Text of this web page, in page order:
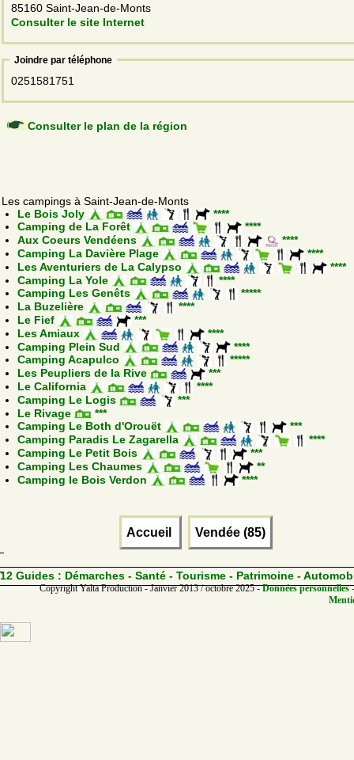
85160 Saint-Jean-de-Monts
Consulter le site Internet
Joindre par téléphone
0251581751
Consulter le plan de la région
Les campings à Saint-Jean-de-Monts
Le Bois Joly
****
Camping de La Forêt
****
Aux Coeurs Vendéens
****
Camping La Davière Plage
****
Les Aventuriers de La Calypso
****
Camping La Yole
****
Camping Les Genêts
*****
La Buzelière
****
Le Fief
***
Les Amiaux
****
Camping Plein Sud
****
Camping Acapulco
*****
Les Peupliers de la Rive
***
Le California
****
Camping Le Logis
***
Le Rivage
***
Camping Le Both d'Orouët
***
Camping Paradis Le Zagarella
****
Camping Le Petit Bois
***
Camping Les Chaumes
**
Camping le Bois Verdon
****
Accueil Vendée (85)
12 Guides : Démarches - Santé - Tourisme - Patrimoine -
Copyright Yalta Production - Janvier 2013 / octobre 2025 -Données personnelles